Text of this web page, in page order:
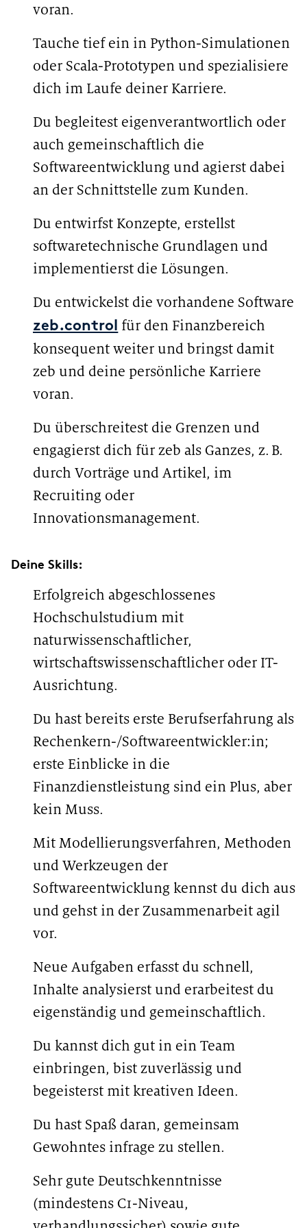
voran.
Tauche tief ein in Python-Simulationen
oder Scala-Prototypen und spezialisiere
dich im Laufe deiner Karriere.
Du begleitest eigenverantwortlich oder
auch gemeinschaftlich die
Softwareentwicklung und agierst dabei
an der Schnittstelle zum Kunden.
Du entwirfst Konzepte, erstellst
softwaretechnische Grundlagen und
implementierst die Lösungen.
Du entwickelst die vorhandene Software
zeb.control für den Finanzbereich
konsequent weiter und bringst damit
zeb und deine persönliche Karriere
voran.
Du überschreitest die Grenzen und
engagierst dich für zeb als Ganzes, z. B.
durch Vorträge und Artikel, im
Recruiting oder
Innovationsmanagement.
Deine Skills:
Erfolgreich abgeschlossenes
Hochschulstudium mit
naturwissenschaftlicher,
wirtschaftswissenschaftlicher oder IT-
Ausrichtung.
Du hast bereits erste Berufserfahrung als
Rechenkern-/Softwareentwickler:in;
erste Einblicke in die
Finanzdienstleistung sind ein Plus, aber
kein Muss.
Mit Modellierungsverfahren, Methoden
und Werkzeugen der
Softwareentwicklung kennst du dich aus
und gehst in der Zusammenarbeit agil
vor.
Neue Aufgaben erfasst du schnell,
Inhalte analysierst und erarbeitest du
eigenständig und gemeinschaftlich.
Du kannst dich gut in ein Team
einbringen, bist zuverlässig und
begeisterst mit kreativen Ideen.
Du hast Spaß daran, gemeinsam
Gewohntes infrage zu stellen.
Sehr gute Deutschkenntnisse
(mindestens C1-Niveau,